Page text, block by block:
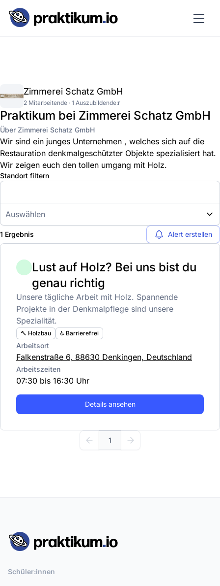
Zimmerei Schatz GmbH
2 Mitarbeitende · 1 Auszubildende:r
Praktikum bei Zimmerei Schatz GmbH
Über Zimmerei Schatz GmbH
Wir sind ein junges Unternehmen , welches sich auf die
Restauration denkmalgeschützter Objekte spezialisiert hat.
Wir zeigen euch den tollen umgang mit Holz.
Standort filtern
Auswählen
1 Ergebnis Alert erstellen
Lust auf Holz? Bei uns bist du
genau richtig
Unsere tägliche Arbeit mit Holz. Spannende
Projekte in der Denkmalpflege sind unsere
Spezialität.
🔨 Holzbau ♿️ Barrierefrei
Arbeitsort
Falkenstraße 6, 88630 Denkingen, Deutschland
Arbeitszeiten
07:30 bis 16:30 Uhr
Details ansehen
1
Schüler:innen